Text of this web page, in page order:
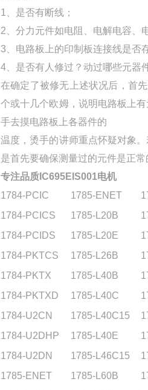
1、是否有断线；
2、分力元件如电阻、电解电容、
3、电路板上的印制板连接线是否
4、是否有人修过？动过哪些元器
在确定了被修无上述状况后，首
个或十几个欧姆，说明电路板上
手去摸电路板上各器件的
温度，烫手的讲师重点怀疑对象
是首先要确保测量过的元件是正
专注品质IC695EIS001电机
1784-PCIC
1785-ENET
1784-PCICS
1785-L20B
1784-PCIDS
1785-L20E
1784-PKTCS
1785-L26B
1784-PKTX
1785-L40B
1784-PKTXD
1785-L40C
1784-U2CN
1785-L40C15
1784-U2DHP
1785-L40E
1784-U2DN
1785-L46C15
1785-ENET
1785-L60B